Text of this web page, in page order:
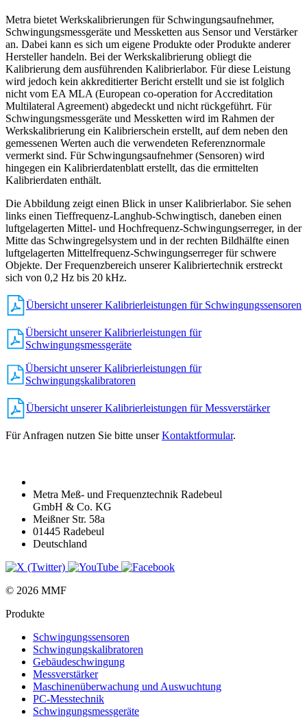
Metra bietet Werkskalibrierungen für Schwingungsaufnehmer,
Schwingungsmessgeräte und Messketten aus Sensor und Verstärker
an. Dabei kann es sich um eigene Produkte oder Produkte anderer
Hersteller handeln. Bei der Werkskalibrierung obliegt die
Kalibrierung dem ausführenden Kalibrierlabor. Für diese Leistung
wird jedoch kein akkreditierter Bericht erstellt und sie ist folglich
nicht vom EA MLA (European co-operation for Accreditation
Multilateral Agreement) abgedeckt und nicht rückgeführt. Für
Schwingungsmessgeräte und Messketten wird im Rahmen der
Werkskalibrierung ein Kalibrierschein erstellt, auf dem neben den
gemessenen Werten auch die verwendeten Referenznormale
vermerkt sind. Für Schwingungsaufnehmer (Sensoren) wird
hingegen ein Kalibrierdatenblatt erstellt, das die ermittelten
Kalibrierdaten enthält.
Die Abbildung zeigt einen Blick in unser Kalibrierlabor. Sie sehen
links einen Tieffrequenz-Langhub-Schwingtisch, daneben einen
luftgelagerten Mittel- und Hochfrequenz-Schwingungserreger, in der
Mitte das Schwingregelsystem und in der rechten Bildhälfte einen
luftgelagerten Mittelfrequenz-Schwingungserreger für schwere
Objekte. Der Frequenzbereich unserer Kalibriertechnik erstreckt
sich von 0,2 Hz bis 20 kHz.
Übersicht unserer Kalibrierleistungen für Schwingungssensoren
Übersicht unserer Kalibrierleistungen für
Schwingungsmessgeräte
Übersicht unserer Kalibrierleistungen für
Schwingungskalibratoren
Übersicht unserer Kalibrierleistungen für Messverstärker
Für Anfragen nutzen Sie bitte unserKontaktformular.
Metra Meß- und Frequenztechnik Radebeul
GmbH & Co. KG
Meißner Str. 58a
01445 Radebeul
Deutschland
© 2026 MMF
Produkte
Schwingungs­sensoren
Schwingungs­kalibratoren
Gebäude­schwingung
Messverstärker
Maschinen­überwachung und Auswuchtung
PC-Messtechnik
Schwingungs­messgeräte